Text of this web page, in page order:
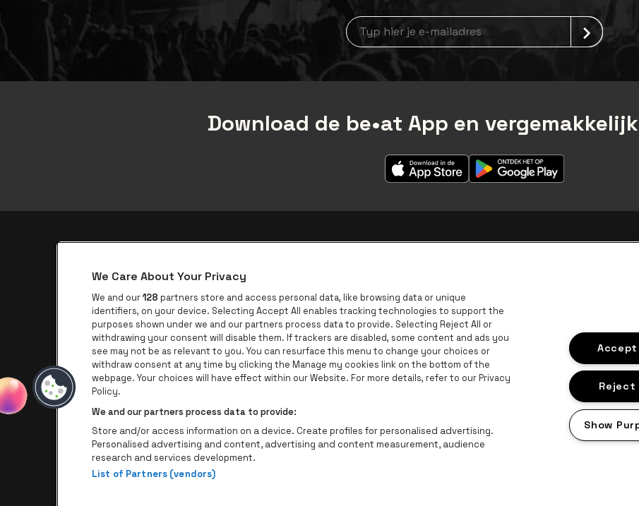
Nieuwsbrief aanmelding
Download de be•at App en
be•at app
be•at Corporate
be•at Business
Groepen
Helpcenter
Contact
BNP Paribas Fortis - IBAN:
We Care About Your Privacy
We and our128 partners store and access personal data, like browsing data or unique
identifiers, on your device. Selecting Accept All enables tracking technologies to support the
purposes shown under we and our partners process data to provide. Selecting Reject All or
withdrawing your consent will disable them. If trackers are disabled, some content and ads you
see may not be as relevant to you. You can resurface this menu to change your choices or
withdraw consent at any time by clicking the Manage my cookies link on the bottom of the
webpage. Your choices will have effect within our Website. For more details, refer to our Privacy
Policy.
We and our partners process data to provide:
Store and/or access information on a device. Create profiles for personalised advertising.
Personalised advertising and content, advertising and content measurement, audience
research and services development.
List of Partners (vendors)
Accept
Reject
Show